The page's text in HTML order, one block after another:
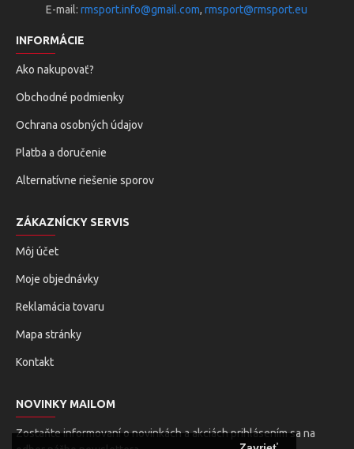
E-mail:rmsport.info@gmail.com,rmsport@rmsport.eu
INFORMÁCIE
Ako nakupovať?
Obchodné podmienky
Ochrana osobných údajov
Platba a doručenie
Alternatívne riešenie sporov
ZÁKAZNÍCKY SERVIS
Môj účet
Moje objednávky
Reklamácia tovaru
Mapa stránky
Kontakt
NOVINKY MAILOM
Zostaňte informovaní o novinkách a akciách prihlásením sa na